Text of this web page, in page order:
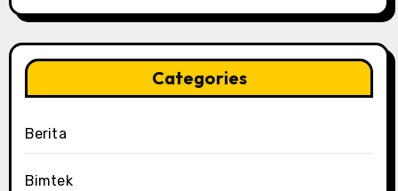
Categories
Berita
Bimtek